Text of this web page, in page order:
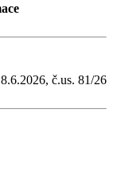
č.us. 81/26